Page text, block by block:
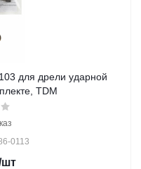
для дрели ударной
TDM
0113